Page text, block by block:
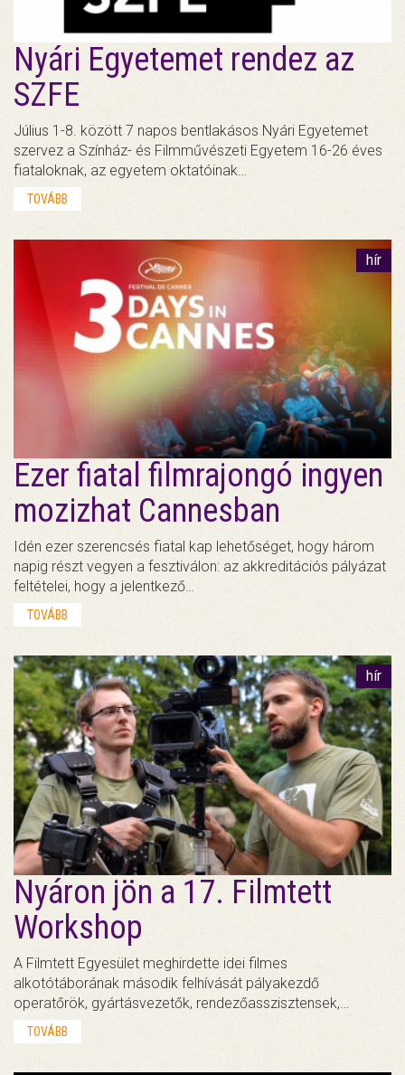
Nyári Egyetemet rendez az
SZFE
Július 1-8. között 7 napos bentlakásos Nyári Egyetemet
szervez a Színház- és Filmművészeti Egyetem 16-26 éves
fiataloknak, az egyetem oktatóinak…
TOVÁBB
hír
Ezer fiatal filmrajongó ingyen
mozizhat Cannesban
Idén ezer szerencsés fiatal kap lehetőséget, hogy három
napig részt vegyen a fesztiválon: az akkreditációs pályázat
feltételei, hogy a jelentkező…
TOVÁBB
hír
Nyáron jön a 17. Filmtett
Workshop
A Filmtett Egyesület meghirdette idei filmes
alkotótáborának második felhívását pályakezdő
operatőrök, gyártásvezetők, rendezőasszisztensek,…
TOVÁBB